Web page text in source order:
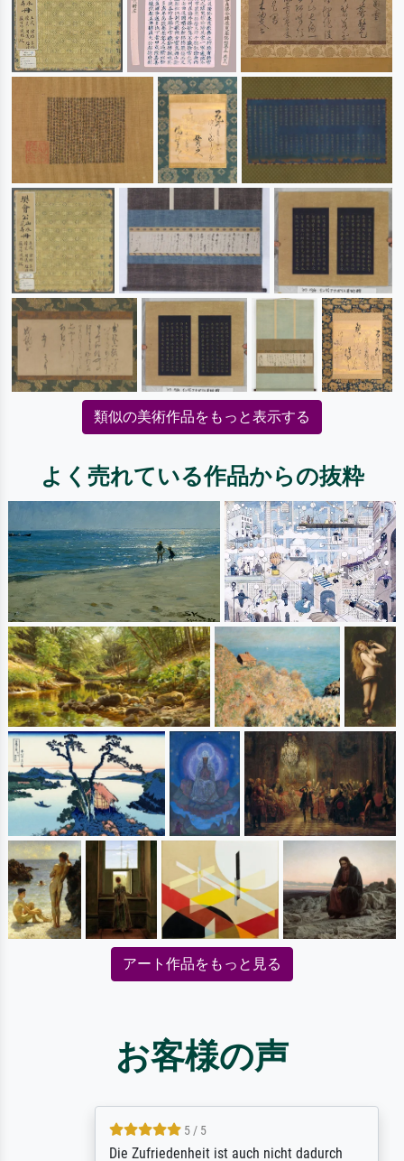
類似の美術作品をもっと表示する
よく売れている作品からの抜粋
アート作品をもっと見る
お客様の声
5 / 5
Die Zufriedenheit ist auch nicht dadurch